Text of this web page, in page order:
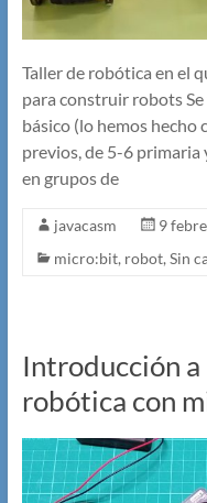
Taller de robótica en el
para construir robots
básico (lo hemos hecho
previos, de 5-6 primaria
en grupos de
javacasm
9
micro:bit, robot, Sin
Introducción a
robótica con